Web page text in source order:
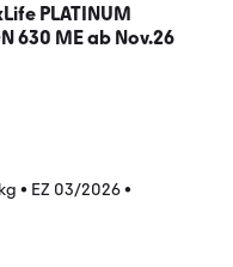
PLATINUM
630 ME ab Nov.26
• EZ 03/2026•